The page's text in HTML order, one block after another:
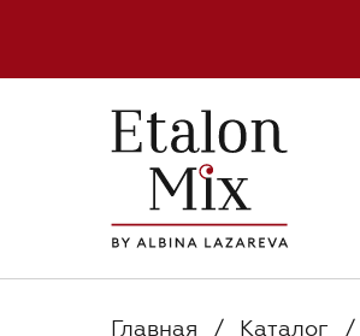
Главная / Каталог /